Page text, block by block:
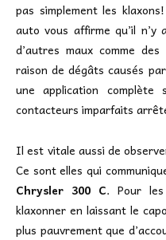
pas simplement les
auto vous affirme qu’il
d’autres maux comme
raison de dégâts causés
une application
contacteurs imparfaits
Il est vitale aussi de
Ce sont elles qui
Chrysler 300 C. Pour
klaxonner en laissant le
plus pauvrement que